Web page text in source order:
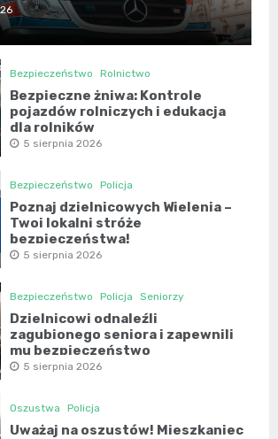
Bezpieczeństwo Rolnictwo
Bezpieczne żniwa: Kontrole
pojazdów rolniczych i edukacja
dla rolników
5 sierpnia 2026
Bezpieczeństwo Policja
Poznaj dzielnicowych Wielenia –
Twoi lokalni stróże
bezpieczeństwa!
5 sierpnia 2026
Bezpieczeństwo Policja Seniorzy
Dzielnicowi odnaleźli
zagubionego seniora i zapewnili
mu bezpieczeństwo
5 sierpnia 2026
Oszustwa Policja
Uważaj na oszustów! Mieszkaniec